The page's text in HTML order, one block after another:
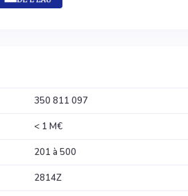
350 811 097
< 1 M€
201 à 500
2814Z